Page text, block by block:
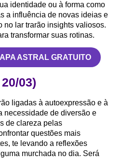
identidade ou à forma como
a influência de novas ideias e
no lar trarão insights valiosos.
transformar suas rotinas.
ASTRAL GRATUITO
03)
ligadas à autoexpressão e à
necessidade de diversão e
de clareza pelas
questões mais
te levando a reflexões
murchada no dia. Será